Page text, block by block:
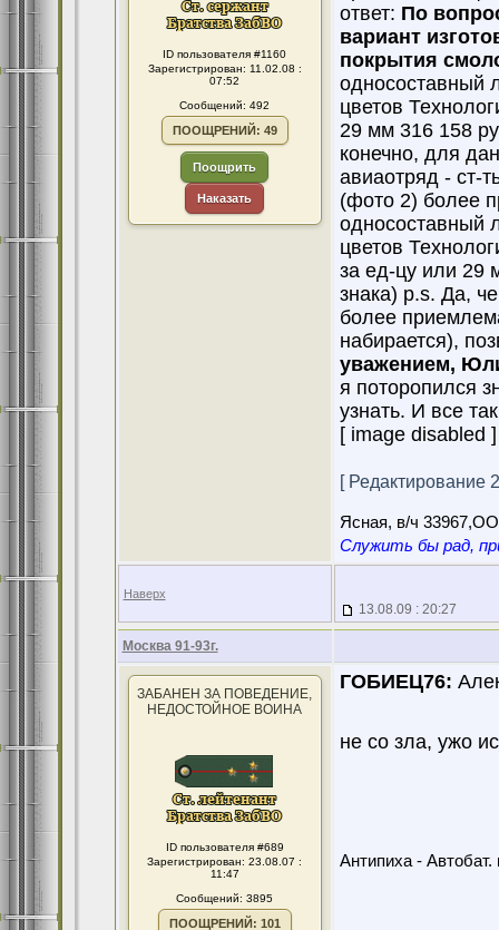
ID пользователя #1160
Зарегистрирован: 11.02.08 :
07:52
Сообщений: 492
ПООЩРЕНИЙ: 49
Поощрить
Наказать
ответ: По
вариант
покрытия
односоставный
цветов
29 мм 316 158
конечно, для
авиаотряд - ст-
(фото 2) более
односоставный
цветов
за ед-цу или 29
знака) p.s. Да,
более
набирается),
уважением,
я поторопился
узнать. И все
[ image disabled ]
[ Редактирование
Ясная, в/ч
Служить бы рад,
Наверх
13.08.09 : 20:27
Москва 91-93г.
ЗАБАНЕН ЗА ПОВЕДЕНИЕ,
НЕДОСТОЙНОЕ ВОИНА
ID пользователя #689
Зарегистрирован: 23.08.07 :
11:47
Сообщений: 3895
ПООЩРЕНИЙ: 101
ГОБИЕЦ76:
не со зла, ужо
Антипиха - Автобат.